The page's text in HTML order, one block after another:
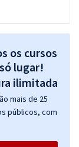
os cursos
lugar!
mais de 25
públicos, com